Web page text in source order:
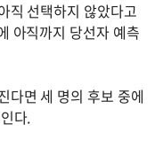
직 선택하지 않았다고
아직까지 당선자 예측
다면 세 명의 후보 중에
다.